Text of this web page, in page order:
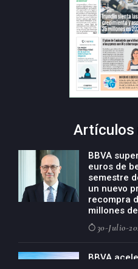
Artículos
BBVA
euros de
semestre
un nuevo
recompra
millones
30-Julio-
BBVA